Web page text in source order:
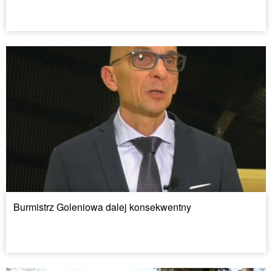
Burmistrz Goleniowa dalej konsekwentny